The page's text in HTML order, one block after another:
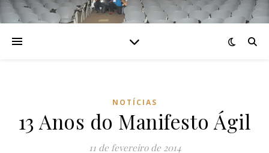
NOTÍCIAS
13 Anos do Manifesto Ágil
11 de fevereiro de 2014